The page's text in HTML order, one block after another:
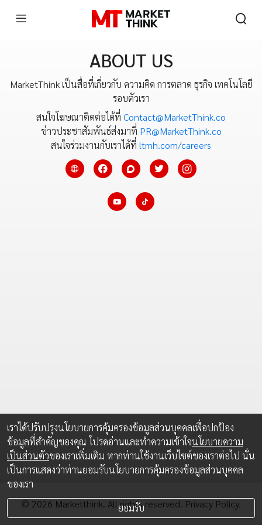
ABOUT US
MarketThink เป็นสื่อที่เกี่ยวกับ ความคิด การตลาด ธุรกิจ เทคโนโลยี
รอบตัวเรา
สนใจโฆษณาติดต่อได้ที่ Contact@MarketThink.co
ข่าวประชาสัมพันธ์ส่งมาที่ PR@MarketThink.co
สนใจร่วมงานกับเราได้ที่ ltmh.com/careers
© 2026 Marketthink. All rights reserved. Privacy Policy.
เราได้ปรับปรุงนโยบายการคุ้มครองข้อมูลส่วนบุคคลเพื่อปกป้อง
ข้อมูลที่สำคัญของคุณ โปรดอ่านและทำความเข้าใจนโยบายความ
เป็นส่วนตัวของเราเพิ่มเติม หากท่านใช้งานเว็บไซต์ของเราต่อไป นั่น
เป็นการแสดงว่าท่านยอมรับนโยบายการคุ้มครองข้อมูลส่วนบุคคล
ของเรา
ยอมรับ